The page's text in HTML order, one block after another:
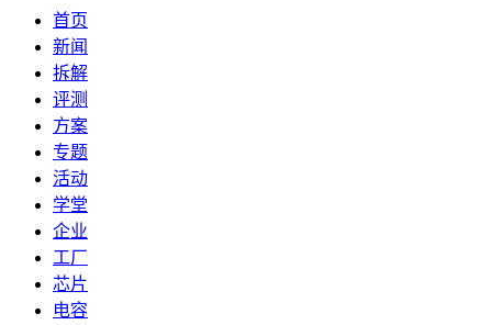
首页
新闻
拆解
评测
方案
专题
活动
学堂
企业
工厂
芯片
电容